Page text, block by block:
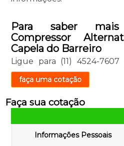
Para saber
Compressor
Capela do Barreiro
Ligue para (11) 4524-7607
faça uma cotação
Faça sua cotação
Informações Pessoais